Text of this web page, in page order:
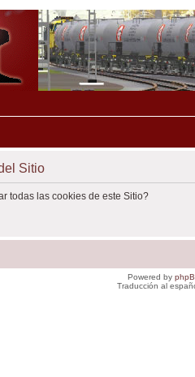
Sitio
todas las cookies de este Sitio?
Powered by
Traducción al